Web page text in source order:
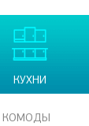
КУХНИ
КОМОДЫ